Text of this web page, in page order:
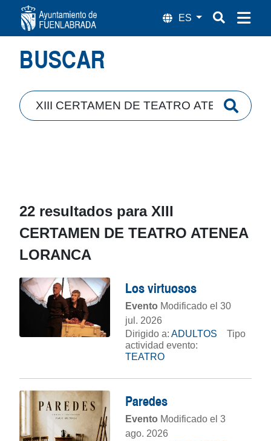
Búsqueda
BUSCAR
22 resultados para XIII
CERTAMEN DE TEATRO ATENEA
LORANCA
Los virtuosos
Evento Modificado el 30
jul. 2026
Dirigido a: ADULTOS
Tipo
actividad evento:
TEATRO
Paredes
Evento Modificado el 3
ago. 2026